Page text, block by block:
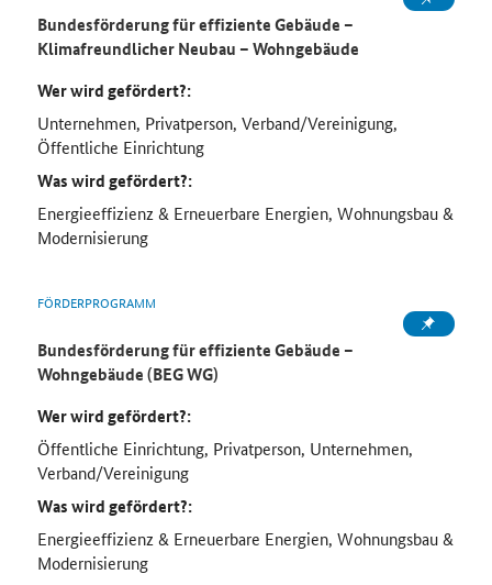
Bundesförderung für effiziente Gebäude –
Klimafreundlicher Neubau – Wohngebäude
Wer wird gefördert?:
Unternehmen, Privatperson, Verband/Vereinigung,
Öffentliche Einrichtung
Was wird gefördert?:
Energieeffizienz & Erneuerbare Energien, Wohnungsbau &
Modernisierung
FÖRDERPROGRAMM
Bundesförderung für effiziente Gebäude –
Wohngebäude (BEG WG)
Wer wird gefördert?:
Öffentliche Einrichtung, Privatperson, Unternehmen,
Verband/Vereinigung
Was wird gefördert?:
Energieeffizienz & Erneuerbare Energien, Wohnungsbau &
Modernisierung